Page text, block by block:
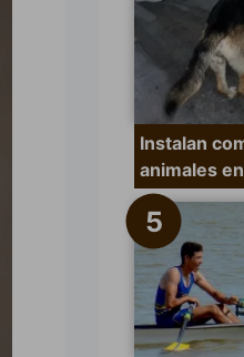
Instalan
animales